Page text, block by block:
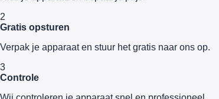
2
Gratis opsturen
Verpak je apparaat en stuur het gratis naar ons op.
3
Controle